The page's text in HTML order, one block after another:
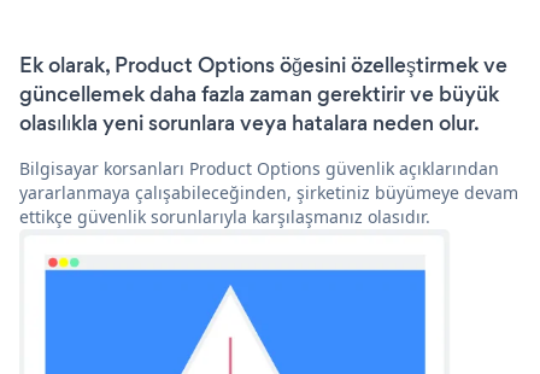
Ek olarak, Product Options öğesini özelleştirmek ve
güncellemek daha fazla zaman gerektirir ve büyük
olasılıkla yeni sorunlara veya hatalara neden olur.
Bilgisayar korsanları Product Options güvenlik açıklarından
yararlanmaya çalışabileceğinden, şirketiniz büyümeye devam
ettikçe güvenlik sorunlarıyla karşılaşmanız olasıdır.